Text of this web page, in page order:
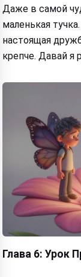
Даже в самой
маленькая
настоящая
крепче. Давай я
Глава 6: Урок